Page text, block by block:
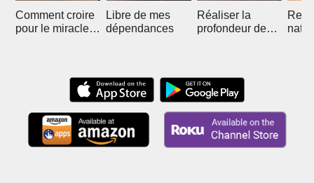
Comment croire
pour le miracle
Libre de mes
dépendances
Réaliser la
profondeur de